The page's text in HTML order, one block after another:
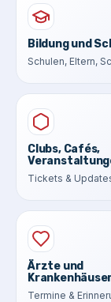
Bildung und
Schulen, Eltern,
Clubs, Cafés,
Tickets &
Ärzte und
Termine &